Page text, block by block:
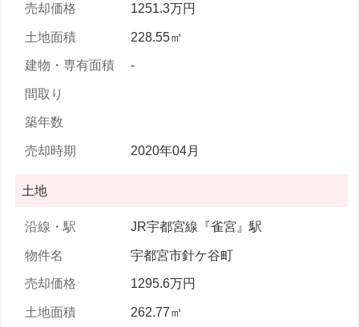
1251.3万円
228.55㎡
-
2020年04月
土地
JR宇都宮線『雀宮』駅
宇都宮市針ケ谷町
1295.6万円
262.77㎡